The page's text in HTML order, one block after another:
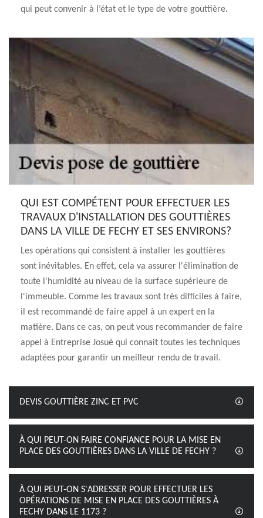
qui peut convenir à l’état et le type de votre gouttière.
QUI EST COMPÉTENT POUR EFFECTUER LES
TRAVAUX D'INSTALLATION DES GOUTTIÈRES
DANS LA VILLE DE FECHY ET SES ENVIRONS?
Les opérations qui consistent à installer les gouttières
sont inévitables. En effet, cela va assurer l'élimination de
toute l'humidité au niveau de la surface supérieure de
l'immeuble. Comme les travaux sont très difficiles à faire,
il est recommandé de faire appel à un expert en la
matière. Dans ce cas, on peut vous recommander de faire
appel à Entreprise Josué qui connait toutes les techniques
adaptées pour garantir un meilleur rendu de travail.
DEVIS GOUTTIÈRE ZINC ET PVC
À QUI PEUT-ON FAIRE CONFIANCE POUR LA MISE EN
PLACE DES GOUTTIÈRES DANS LA VILLE DE FECHY ?
À QUI PEUT-ON S'ADRESSER POUR EFFECTUER LES
OPÉRATIONS DE MISE EN PLACE DES GOUTTIÈRES À
FECHY DANS LE 1173 ?